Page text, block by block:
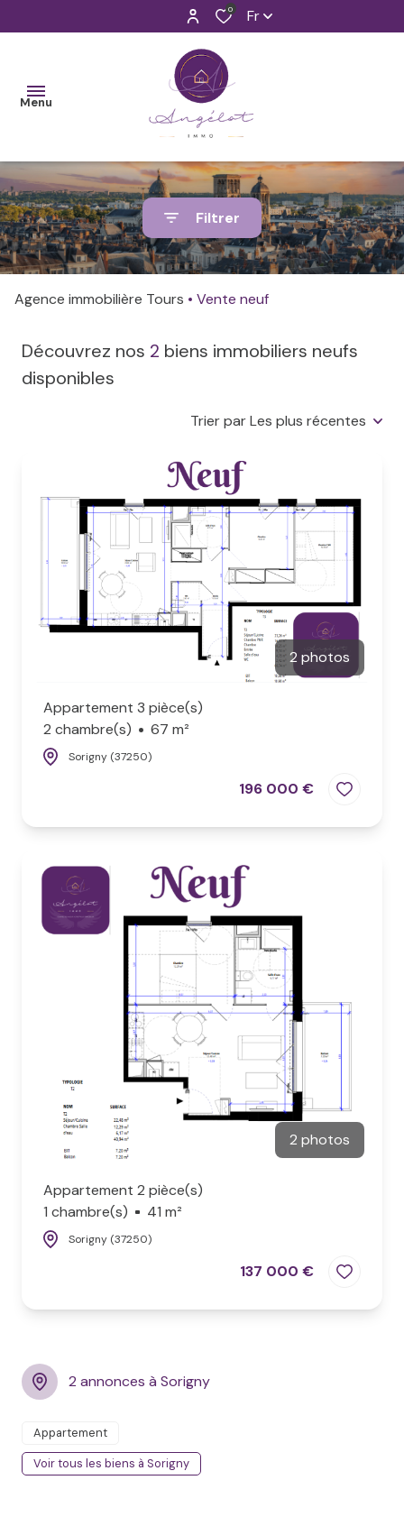
0 Fr
Menu
ET SI ON
FAISAIT
CONNAISSANCE
Faisons
métiers
Venez à
VENTES
Nos
neufs
Nos
biens
LOCATIVE
ESTIMATION
AVIS
CLIENTS
Filtrer
Agence immobilière Tours Vente neuf
Découvrez nos 2 biens immobiliers neufs
disponibles
Trier par Les plus récentes
2 photos
Appartement 3 pièce(s)
2 chambre(s)
67 m²
Sorigny (37250)
196 000 €
2 photos
Appartement 2 pièce(s)
1 chambre(s)
41 m²
Sorigny (37250)
137 000 €
2 annonces à Sorigny
Appartement
Voir tous les biens à Sorigny